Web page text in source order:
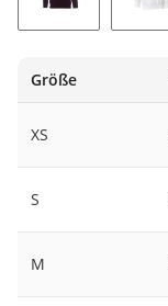
Größe
XS
S
M